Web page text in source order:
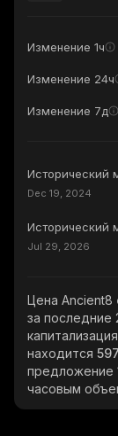
Изменение 1ч
Изменение 24ч
Изменение 7д
Исторический
Dec 19, 2024
Исторический
Jul 29, 2026
Цена Ancient8
за последние
находится
предложение
часовым